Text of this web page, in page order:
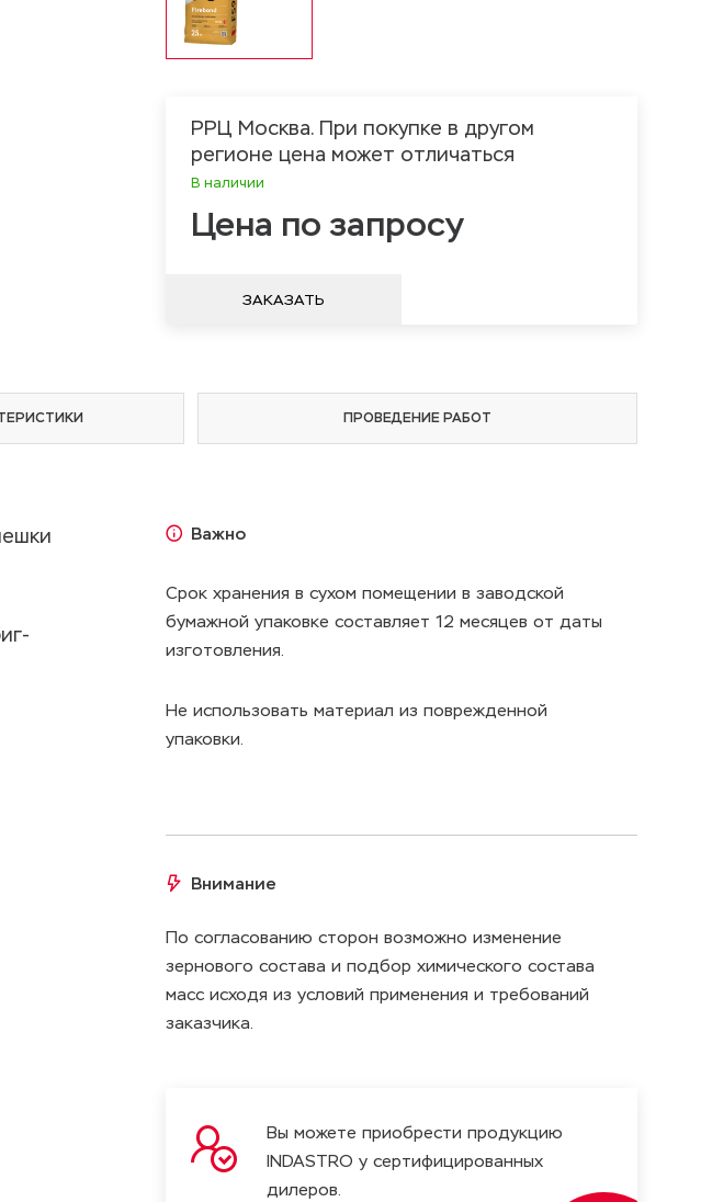
РРЦ Москва. При покупке в другом
регионе цена может отличаться
В наличии
Цена по запросу
ЗАКАЗАТЬ
ПРОВЕДЕНИЕ РАБОТ
Важно
Срок хранения в сухом помещении в заводской
бумажной упаковке составляет 12 месяцев от даты
изготовления.
Не использовать материал из поврежденной
упаковки.
Внимание
По согласованию сторон возможно изменение
зернового состава и подбор химического состава
масс исходя из условий применения и требований
заказчика.
Вы можете приобрести продукцию
INDASTRO у сертифицированных
дилеров.